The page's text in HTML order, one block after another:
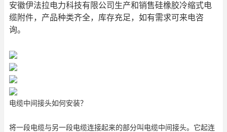
安徽伊法拉电力科技有限公司生产和销售硅橡胶冷缩式电
缆附件，产品种类齐全，库存充足，如有需求可来电咨
询。
电缆中间接头如何安装？
将一段电缆与另一段电缆连接起来的部分叫电缆中间接头。它起连